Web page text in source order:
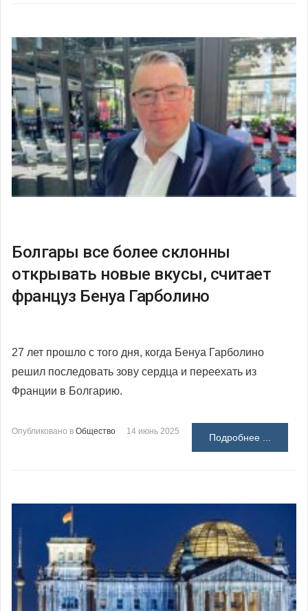
Болгары все более склонны
открывать новые вкусы, считает
француз Бенуа Гарболино
27 лет прошло с того дня, когда Бенуа Гарболино
решил последовать зову сердца и переехать из
Франции в Болгарию.
Опубликовано в Общество 14 июнь 2025
Подробнее ...